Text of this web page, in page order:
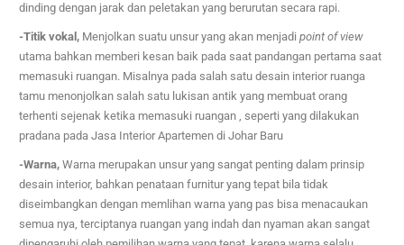
dinding dengan jarak dan peletakan yang berurutan secara rapi.
-Titik vokal, Menjolkan suatu unsur yang akan menjadipoint of view
utama bahkan memberi kesan baik pada saat pandangan pertama saat
memasuki ruangan. Misalnya pada salah satu desain interior ruanga
tamu menonjolkan salah satu lukisan antik yang membuat orang
terhenti sejenak ketika memasuki ruangan , seperti yang dilakukan
pradana padaJasa Interior Apartemen di Johar Baru
-Warna,Warna merupakan unsur yang sangat penting dalam prinsip
desain interior, bahkan penataan furnitur yang tepat bila tidak
diseimbangkan dengan memlihan warna yang pas bisa menacaukan
semua nya,terciptanya ruangan yang indah dan nyaman akan sangat